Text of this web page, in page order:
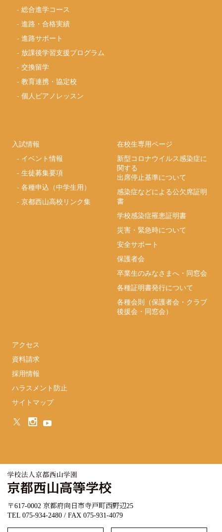
-総合進学コース
-進路・合格実績
-進路サポート
- 放課後学習支援プログラム
-交換留学
-教育連携・協定校
-個人ピアノレッスン
入試情報
- イベント情報
-生徒募集要項
-各種申込（中学生用）
-京都西山高校リンク集
在校生専用ページ
新型コロナウイルス感染症に
関する
出席停止基準について
感染症などによる公欠席証明
書
学校感染症罹患証明書
災害・緊急時について
安全サポート
保護者会
卒業生のみなさまへ・同窓会
各種証明書発行について
各種会則（保護者会・クラブ
後援会・同窓会）
アクセス
資料請求
採用情報
ハラスメント防止
サイトマップ
〒617-0002 京都府向日市寺戸町西野辺25
TEL 075-934-2480 / FAX 075-931-4079